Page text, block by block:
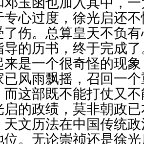
专心过度，徐光启还
了伤。总算皇天不负
导的历书，终于完成
一个很奇怪的现象
已风雨飘摇，召回一
而这部既不能打仗又
启的政绩，莫非朝政
历法在中国传统政
位。无论崇祯还是徐